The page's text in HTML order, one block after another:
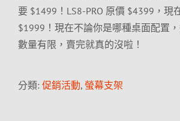
要 $1499！LS8-PRO 原價 $4399，現
$1999！現在不論你是哪種桌面配置，
數量有限，賣完就真的沒啦！
分類: 促銷活動, 螢幕支架